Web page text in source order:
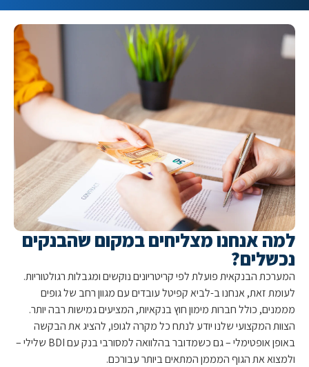
אנחנו מצליחים במקום שהבנקים
הבנקאית פועלת לפי קריטריונים נוקשים ומגבלות רגולטוריות.
זאת, אנחנו ב-לביא קפיטל עובדים עם מגוון רחב של גופים
כולל חברות מימון חוץ בנקאיות, המציעים גמישות רבה יותר.
המקצועי שלנו יודע לנתח כל מקרה לגופו, להציג את הבקשה
באופן אופטימלי – גם כשמדובר בהלוואה למסורבי בנק עם BDI שלילי –
את הגוף המממן המתאים ביותר עבורכם.